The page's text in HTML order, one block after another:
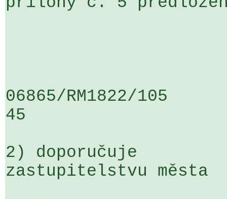
06865/RM1822/
45
2) doporučuje
zastupitelstvu města